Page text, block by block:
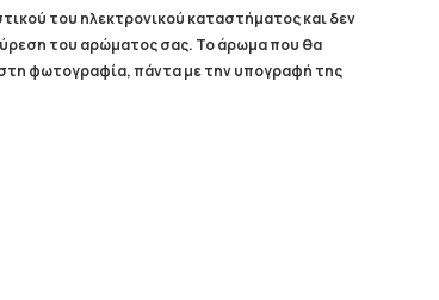
του ηλεκτρονικού καταστήματος και δεν
του αρώματος σας. Το άρωμα που θα
στη φωτογραφία, πάντα με την υπογραφή της